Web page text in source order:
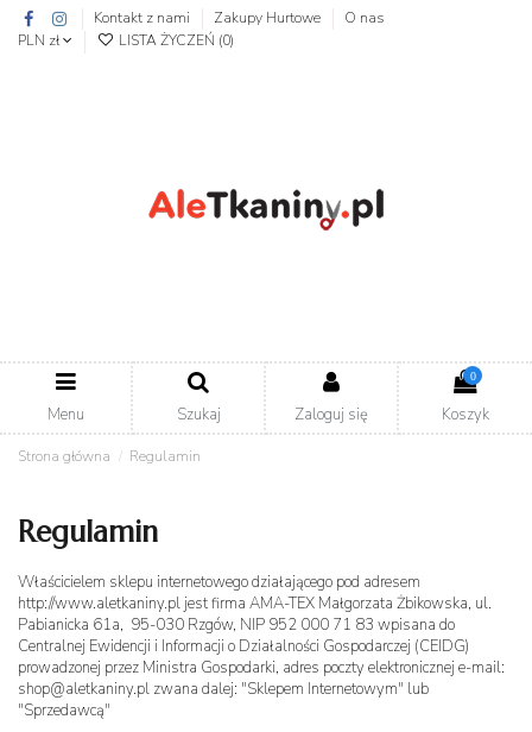
Kontakt z nami Zakupy Hurtowe
O nas
PLN zł
LISTA ŻYCZEŃ (0)
Menu Szukaj Zaloguj się
0
Koszyk
Strona główna Regulamin
Regulamin
Właścicielem sklepu internetowego działającego pod adresem
http://www.aletkaniny.pl jest firma AMA-TEX Małgorzata Żbikowska, ul.
Pabianicka 61a, 95-030 Rzgów, NIP 952 000 71 83 wpisana do
Centralnej Ewidencji i Informacji o Działalności Gospodarczej (CEIDG)
prowadzonej przez Ministra Gospodarki, adres poczty elektronicznej e-mail:
shop@aletkaniny.pl zwana dalej: "Sklepem Internetowym" lub
"Sprzedawcą"